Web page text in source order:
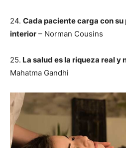
24. Cada paciente carga con
interior – Norman Cousins
25. La salud es la riqueza real y
Mahatma Gandhi